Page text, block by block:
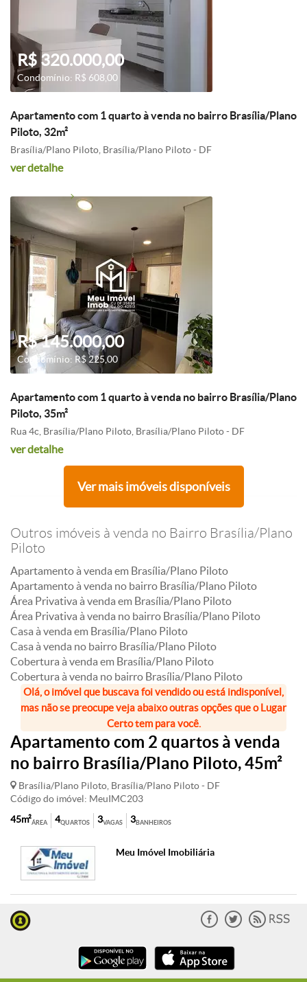
R$ 320.000,00
Condomínio: R$ 608,00
Apartamento com 1 quarto à venda no bairro Brasília/Plano
Piloto, 32m²
Brasília/Plano Piloto, Brasília/Plano Piloto - DF
ver detalhe
R$ 145.000,00
Condomínio: R$ 225,00
Apartamento com 1 quarto à venda no bairro Brasília/Plano
Piloto, 35m²
Rua 4c, Brasília/Plano Piloto, Brasília/Plano Piloto - DF
ver detalhe
Ver mais imóveis disponíveis
Outros imóveis à venda no Bairro Brasília/Plano
Piloto
Apartamento à venda em Brasília/Plano Piloto
Apartamento à venda no bairro Brasília/Plano Piloto
Área Privativa à venda em Brasília/Plano Piloto
Área Privativa à venda no bairro Brasília/Plano Piloto
Casa à venda em Brasília/Plano Piloto
Casa à venda no bairro Brasília/Plano Piloto
Cobertura à venda em Brasília/Plano Piloto
Cobertura à venda no bairro Brasília/Plano Piloto
Olá, o imóvel que buscava foi vendido ou está indisponível,
mas não se preocupe veja abaixo outras opções que o Lugar
Certo tem para você.
Apartamento com 2 quartos à venda
no bairro Brasília/Plano Piloto, 45m²
Brasília/Plano Piloto, Brasília/Plano Piloto - DF
Código do imóvel: MeuIMC203
ÁREA
45m² QUARTOS
4 VAGAS
3 BANHEIROS
3
Meu Imóvel Imobiliária